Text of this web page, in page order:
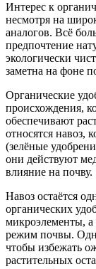
Интерес к
несмотря на
аналогов. Всё
предпочтение
экологически
заметна на фоне
Органические
происхождения,
обеспечивают
относятся навоз,
(зелёные
они действуют
влияние на почву.
Навоз остаётся
органических
микроэлементы,
режим почвы.
чтобы избежать
растительных